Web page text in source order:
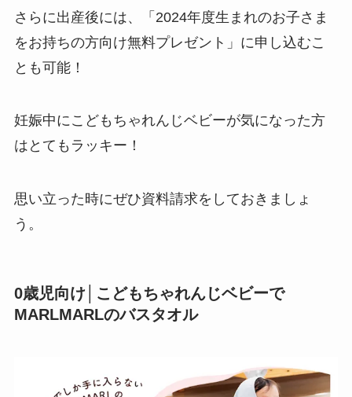
さらに出産後には、「2024年度生まれのお子さま
をお持ちの方向け無料プレゼント」に申し込むこ
とも可能！
妊娠中にこどもちゃれんじベビーが気になった方
はとてもラッキー！
思い立った時にぜひ資料請求をしておきましょ
う。
0歳児向け│こどもちゃれんじベビーで
MARLMARLのバスタオル